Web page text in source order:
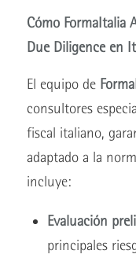
Cómo FormaItalia
Due Diligence en
El equipo de
consultores
fiscal italiano,
adaptado a la
incluye:
Evaluación
principales